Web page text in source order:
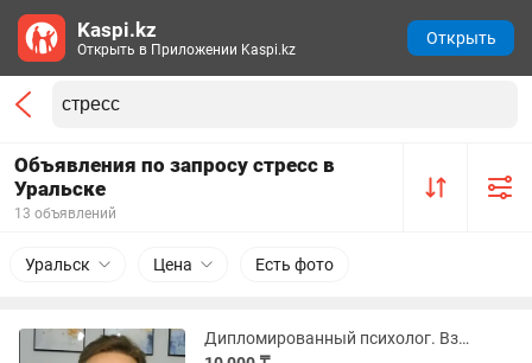
Объявления по запросу стресс в
Уральске
13 объявлений
Уральск Цена Есть фото
Дипломированный психолог. Взрослый психолог. Подростковый психолог.
Kaspi.kz
Открыть в Приложении Kaspi.kz
Открыть